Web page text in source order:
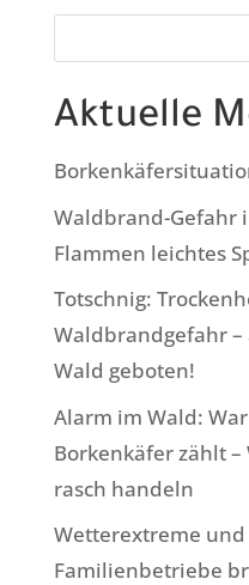
Aktuelle
Waldbrand-Gefahr
Flammen leichtes
Totschnig:
Waldbrandgefahr
Wald geboten!
Alarm im Wald:
Borkenkäfer zählt
rasch handeln
Wetterextreme
Familienbetriebe